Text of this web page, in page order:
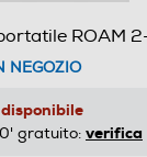
ROAM
NEGOZIO
gratuito: verifica